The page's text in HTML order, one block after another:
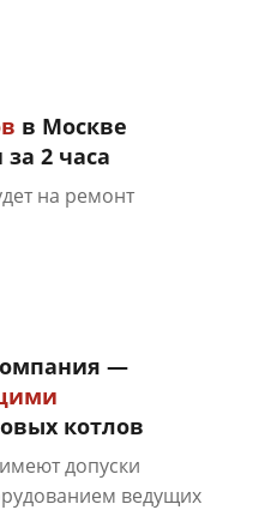
в Москве
2 часа
на ремонт
—
котлов
допуски
ведущих